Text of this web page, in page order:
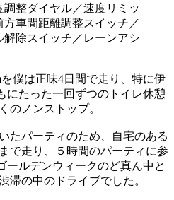
整ダイヤル／速度リミッ
車間距離調整スイッチ／
解除スイッチ／レーンアシ
僕は正味4日間で走り、特に伊
にたった一回ずつのトイレ休憩
のノンストップ。
たパーティのため、自宅のある
で走り、５時間のパーティに参
ールデンウィークのど真ん中と
滞の中のドライブでした。